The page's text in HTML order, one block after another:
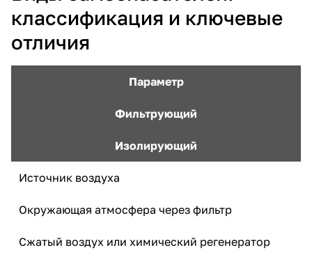
классификация и ключевые
отличия
Параметр
Фильтрующий
Изолирующий
Источник воздуха
Окружающая атмосфера через фильтр
Сжатый воздух или химический регенератор